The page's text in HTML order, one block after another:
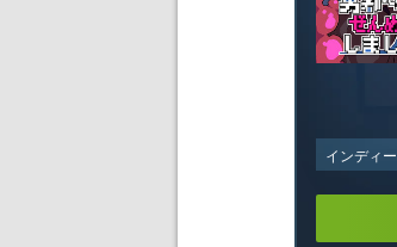
インディー